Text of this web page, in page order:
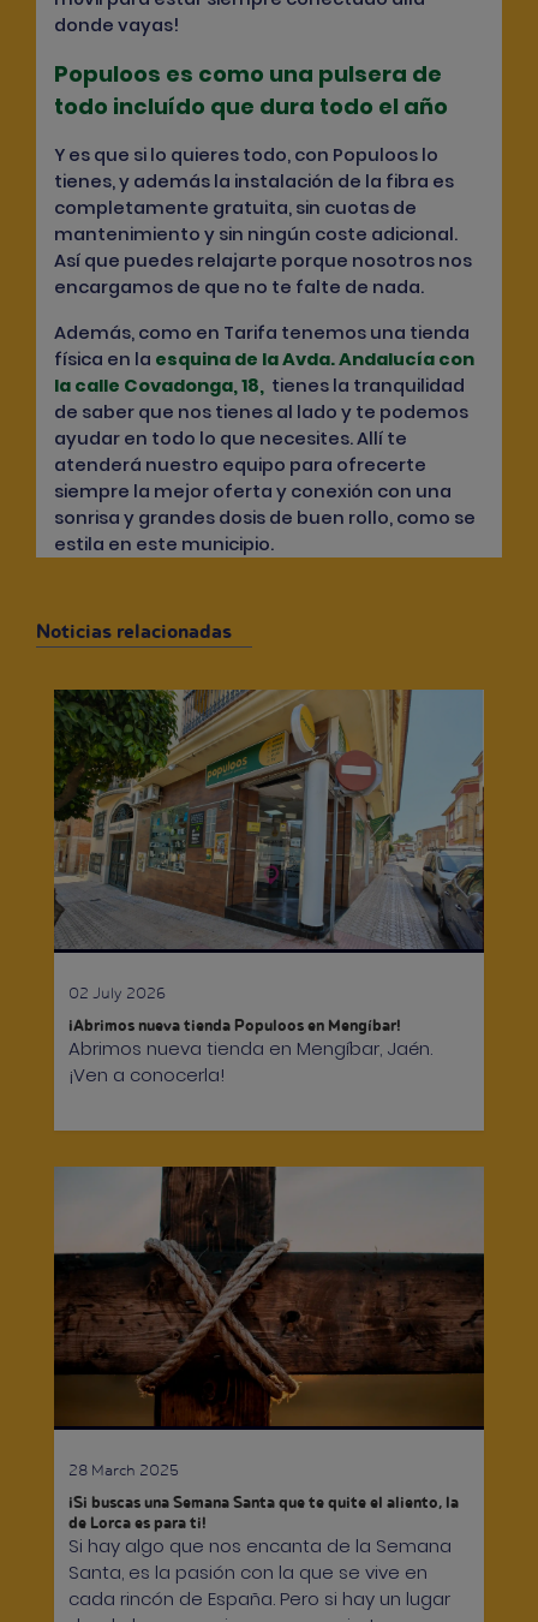
donde vayas!
Populoos es como una pulsera de
todo incluído que dura todo el año
Y es que si lo quieres todo, con Populoos lo
tienes, y además la instalación de la fibra es
completamente gratuita, sin cuotas de
mantenimiento y sin ningún coste adicional.
Así que puedes relajarte porque nosotros nos
encargamos de que no te falte de nada.
Además, como en Tarifa tenemos una tienda
física en la esquina de la Avda. Andalucía con
la calle Covadonga, 18, tienes la tranquilidad
de saber que nos tienes al lado y te podemos
ayudar en todo lo que necesites. Allí te
atenderá nuestro equipo para ofrecerte
siempre la mejor oferta y conexión con una
sonrisa y grandes dosis de buen rollo, como se
estila en este municipio.
Noticias relacionadas
02 July 2026
¡Abrimos nueva tienda Populoos en Mengíbar!
Abrimos nueva tienda en Mengíbar, Jaén.
¡Ven a conocerla!
28 March 2025
¡Si buscas una Semana Santa que te quite el aliento, la
de Lorca es para ti!
Si hay algo que nos encanta de la Semana
Santa, es la pasión con la que se vive en
cada rincón de España. Pero si hay un lugar